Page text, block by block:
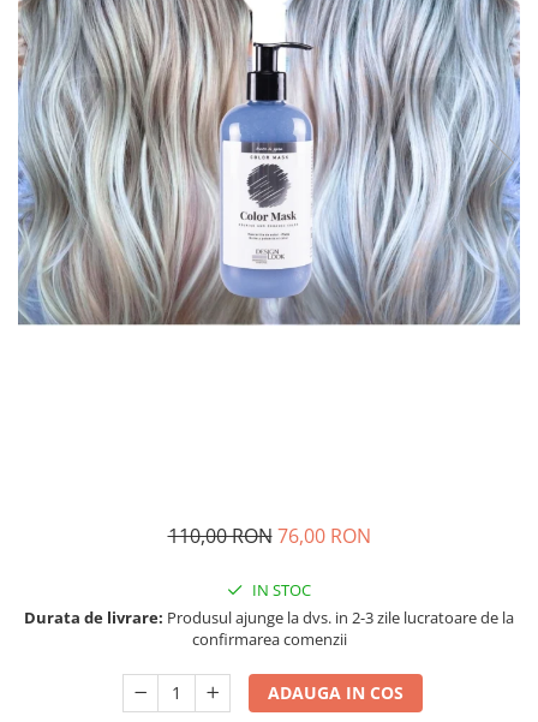
110,00 RON 76,00 RON
IN STOC
Durata de livrare: Produsul ajunge la dvs. in 2-3 zile lucratoare de la
confirmarea comenzii
ADAUGA IN COS